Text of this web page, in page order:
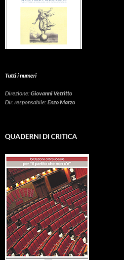
Tutti i numeri
Direzione:Giovanni Vetritto
Dir. responsabile:Enzo Marzo
QUADERNI DI CRITICA